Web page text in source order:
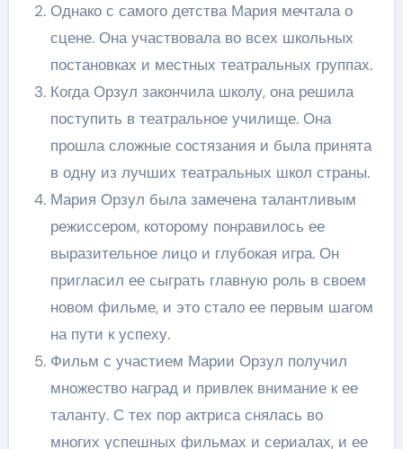
Однако с самого детства Мария мечтала о
сцене. Она участвовала во всех школьных
постановках и местных театральных группах.
Когда Орзул закончила школу, она решила
поступить в театральное училище. Она
прошла сложные состязания и была принята
в одну из лучших театральных школ страны.
Мария Орзул была замечена талантливым
режиссером, которому понравилось ее
выразительное лицо и глубокая игра. Он
пригласил ее сыграть главную роль в своем
новом фильме, и это стало ее первым шагом
на пути к успеху.
Фильм с участием Марии Орзул получил
множество наград и привлек внимание к ее
таланту. С тех пор актриса снялась во
многих успешных фильмах и сериалах, и ее